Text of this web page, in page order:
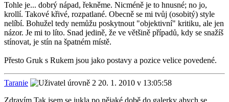
Tohle je... dobrý nápad, řekněme. Nicméně je to hnusné; no jo,
krollí. Takové křivé, rozpatlané. Obecně se mi tvůj (osobitý) style
nelíbí. Bohužel tedy nemůžu poskytnout "objektivní" kritiku, ale jen
názor. Je mi to líto. Snad jedině, že ve většině případů, kdy se snažíš
stínovat, je stín na špatném místě.
Přesto Gruk s Rukem jsou jako postavy a pozice velice povedené.
Taranie
20. 1. 2010 v 13:05:58
Zdravím Tak jsem se jukla po nějaké době do galerky abych se